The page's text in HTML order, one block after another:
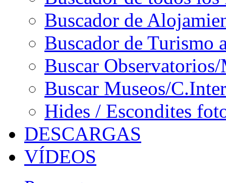
Buscador de
Buscador de Turismo
Buscar
Buscar Museos/
Hides / Escondites
DESCARGAS
VÍDEOS